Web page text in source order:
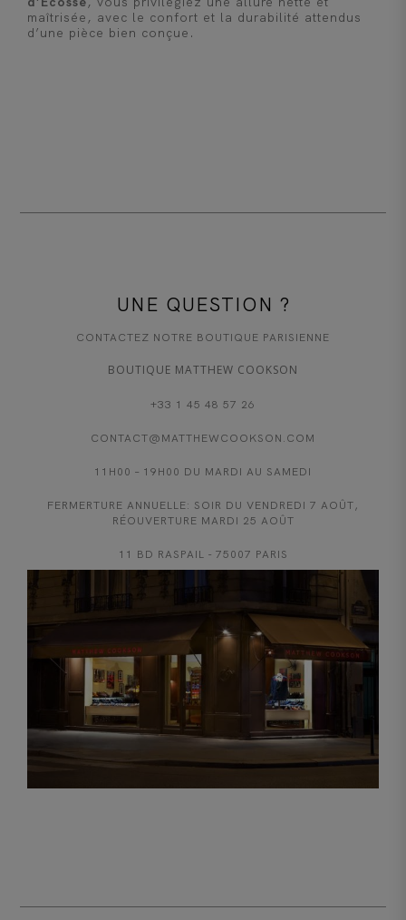
maîtrisée, avec le confort et la durabilité attendus
d’une pièce bien conçue.
UNE QUESTION ?
CONTACTEZ NOTRE BOUTIQUE PARISIENNE
BOUTIQUE MATTHEW COOKSON
+33 1 45 48 57 26
CONTACT@MATTHEWCOOKSON.COM
11H00 – 19H00 DU MARDI AU SAMEDI
FERMERTURE ANNUELLE: SOIR DU VENDREDI 7 AOÛT,
RÉOUVERTURE MARDI 25 AOÛT
11 BD RASPAIL - 75007 PARIS